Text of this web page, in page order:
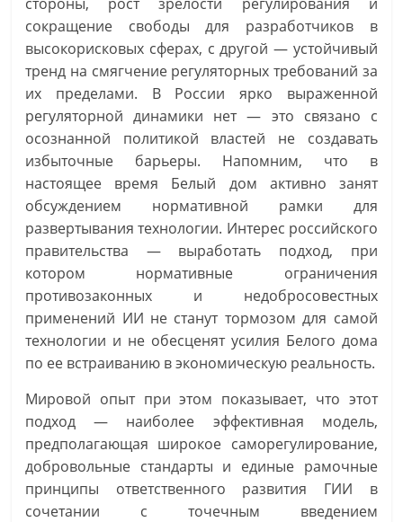
сокращение свободы для разработчиков в
высокорисковых сферах, с другой — устойчивый
тренд на смягчение регуляторных требований за
их пределами. В России ярко выраженной
регуляторной динамики нет — это связано с
осознанной политикой властей не создавать
избыточные барьеры. Напомним, что в
настоящее время Белый дом активно занят
обсуждением нормативной рамки для
развертывания технологии. Интерес российского
правительства — выработать подход, при
котором нормативные ограничения
противозаконных и недобросовестных
применений ИИ не станут тормозом для самой
технологии и не обесценят усилия Белого дома
по ее встраиванию в экономическую реальность.
Мировой опыт при этом показывает, что этот
подход — наиболее эффективная модель,
предполагающая широкое саморегулирование,
добровольные стандарты и единые рамочные
принципы ответственного развития ГИИ в
сочетании с точечным введением